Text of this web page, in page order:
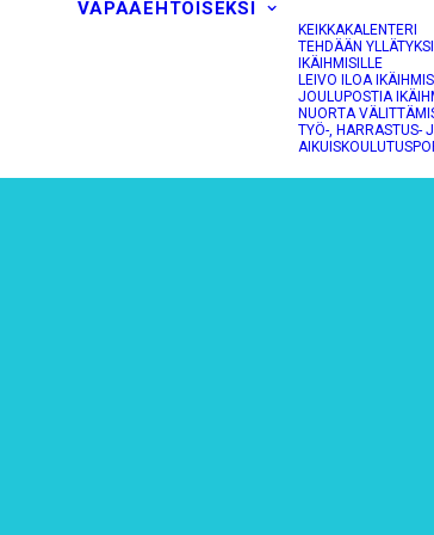
VAPAAEHTOISEKSI
KEIKKAKALENTERI
TEHDÄÄN
IKÄIHMISILLE
LEIVO ILOA
JOULUPOSTIA
NUORTA
TYÖ-, HARRASTUS-